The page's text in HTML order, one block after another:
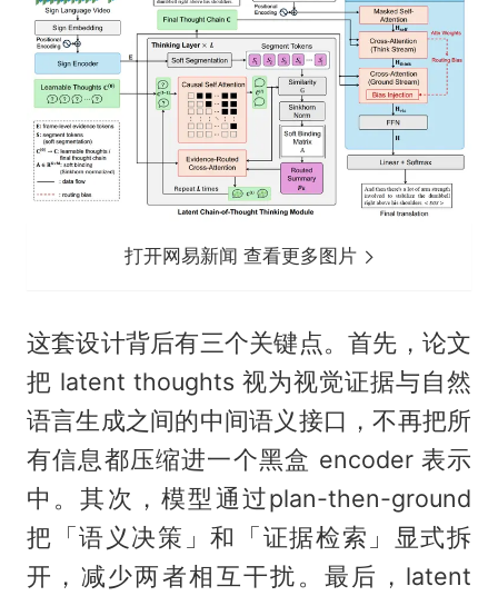
打开网易新闻 查看更多图片
这套设计背后有三个关键点。首先，论文
把 latent thoughts 视为视觉证据与自然
语言生成之间的中间语义接口，不再把所
有信息都压缩进一个黑盒 encoder 表示
中。其次，模型通过plan-then-ground
把「语义决策」和「证据检索」显式拆
开，减少两者相互干扰。最后，latent